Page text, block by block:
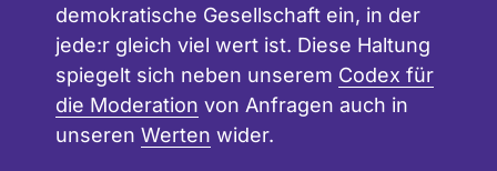
demokratische Gesellschaft ein, in der
jede:r gleich viel wert ist. Diese Haltung
spiegelt sich neben unserem Codex für
die Moderation von Anfragen auch in
unseren Werten wider.